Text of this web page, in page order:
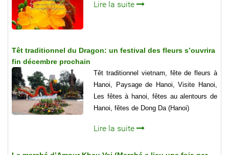
Lire la suite
Têt traditionnel du Dragon: un festival des fleurs s’ouvrira
fin décembre prochain
Têt traditionnel vietnam, fête de fleurs à
Hanoi, Paysage de Hanoi, Visite Hanoi,
Les fêtes à hanoi, fêtes au alentours de
Hanoi, fêtes de Dong Da (Hanoi)
Lire la suite